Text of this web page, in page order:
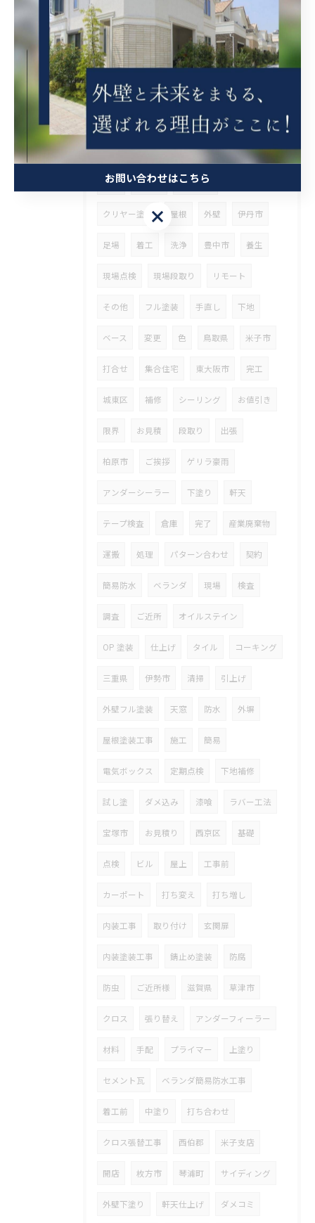
足場仮設 ソーラー撤去 下地処理
大阪市 生野区 内装 天井張替
足場解体 挨拶まわり 足場着工
東淀川区 現場調査 シーリング工事
ご契約 フル 多彩 中塗 上塗
下塗 附帯部 軒天塗装
クリヤー塗装 屋根 外壁 伊丹市
足場 着工 洗浄 豊中市 養生
現場点検 現場段取り リモート
その他 フル塗装 手直し 下地
ベース 変更 色 鳥取県 米子市
打合せ 集合住宅 東大阪市 完工
城東区 補修 シーリング お値引き
限界 お見積 段取り 出張
柏原市 ご挨拶 ゲリラ豪雨
アンダーシーラー 下塗り 軒天
テープ検査 倉庫 完了 産業廃棄物
運搬 処理 パターン合わせ 契約
簡易防水 ベランダ 現場 検査
調査 ご近所 オイルステイン
OP 塗装 仕上げ タイル コーキング
三重県 伊勢市 清掃 引上げ
外壁フル塗装 天窓 防水 外塀
屋根塗装工事 施工 簡易
電気ボックス 定期点検 下地補修
試し塗 ダメ込み 漆喰 ラバー工法
宝塚市 お見積り 西京区 基礎
点検 ビル 屋上 工事前
カーポート 打ち変え 打ち増し
内装工事 取り付け 玄関扉
内装塗装工事 錆止め塗装 防腐
防虫 ご近所様 滋賀県 草津市
クロス 張り替え アンダーフィーラー
材料 手配 プライマー 上塗り
セメント瓦 ベランダ簡易防水工事
着工前 中塗り 打ち合わせ
クロス張替工事 西伯郡 米子支店
開店 枚方市 琴浦町 サイディング
外壁下塗り 軒天仕上げ ダメコミ
お問い合わせはこちら
お問い合わせはこちら